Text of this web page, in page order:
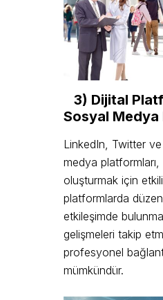
3) Dijital
Sosyal Medya
LinkedIn, Twitter
medya platformları,
oluşturmak için
platformlarda
etkileşimde
gelişmeleri takip
profesyonel
mümkündür.